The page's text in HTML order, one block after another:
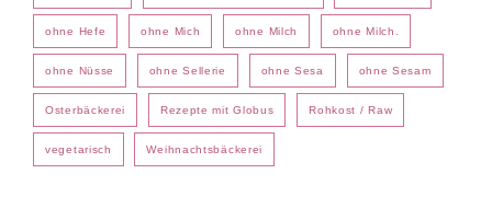
ohne Hefe ohne Mich ohne Milch ohne Milch.
ohne Nüsse ohne Sellerie ohne Sesa ohne Sesam
Osterbäckerei Rezepte mit Globus Rohkost / Raw
vegetarisch Weihnachtsbäckerei